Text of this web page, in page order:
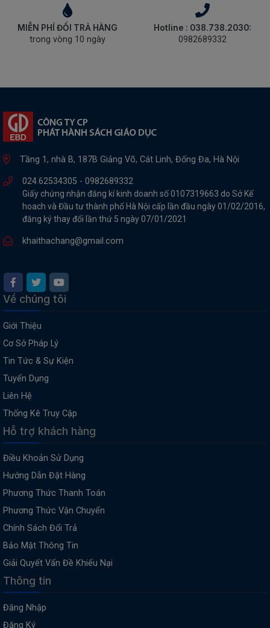
MIỄN PHÍ ĐỔI TRẢ HÀNG
trong vòng 10 ngày
Hotline : 038.738.2030:
0982689332
Tầng 1, nhà B, 187B Giảng Võ, Cát Linh, Đống Đa, Hà Nội
024.62534305 - 0982689332
Giấy chứng nhận đăng kí kinh doanh số 0107319663 do Sở Kế
hoach và Đầu tư thành phố Hà Nội cấp lần đầu ngày 01/02/2016,
đăng ký thay đổi lần thứ 5 ngày 07/01/2021
khaithachang@gmail.com
Về chúng tôi
Giới Thiệu
Cơ Sở Pháp Lý
Tin Tức & Sự Kiện
Tuyển Dụng
Liên Hệ
Thống Kê Truy Cập
Hỗ trợ khách hàng
Điều Khoản Sử Dụng
Hướng Dẫn Đặt Hàng
Phương Thức Thanh Toán
Phương Thức Vận Chuyển
Chính Sách Đổi Trả
Bảo Mật Thông Tin
Giải Quyết Vấn Đề Khiếu Nại
Thông tin
Đăng Nhập
Đăng Ký